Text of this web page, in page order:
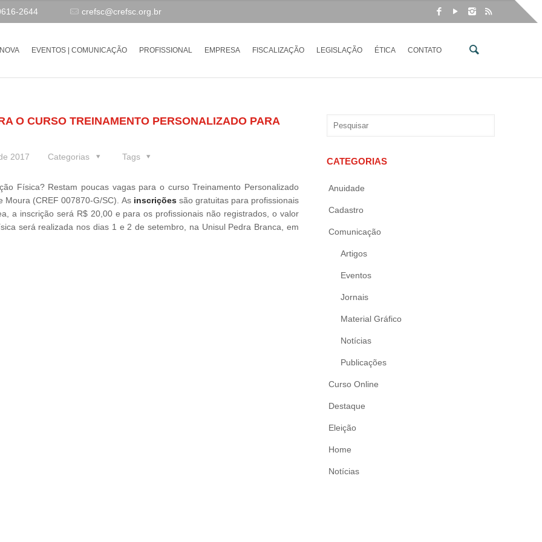
2644 crefsc@crefsc.org.br
EVENTOS | COMUNICAÇÃO PROFISSIONAL EMPRESA FISCALIZAÇÃO LEGISLAÇÃO ÉTICA CONTATO
O CURSO TREINAMENTO PERSONALIZADO PARA
2017 Categorias Tags
Física? Restam poucas vagas para o curso Treinamento Personalizado
Moura (CREF 007870-G/SC). As inscriçõessão gratuitas para profissionais
a inscrição será R$ 20,00 e para os profissionais não registrados, o valor
será realizada nos dias 1 e 2 de setembro, na Unisul Pedra Branca, em
CATEGORIAS
Anuidade
Cadastro
Comunicação
Artigos
Eventos
Jornais
Material Gráfico
Notícias
Publicações
Curso Online
Destaque
Eleição
Home
Notícias